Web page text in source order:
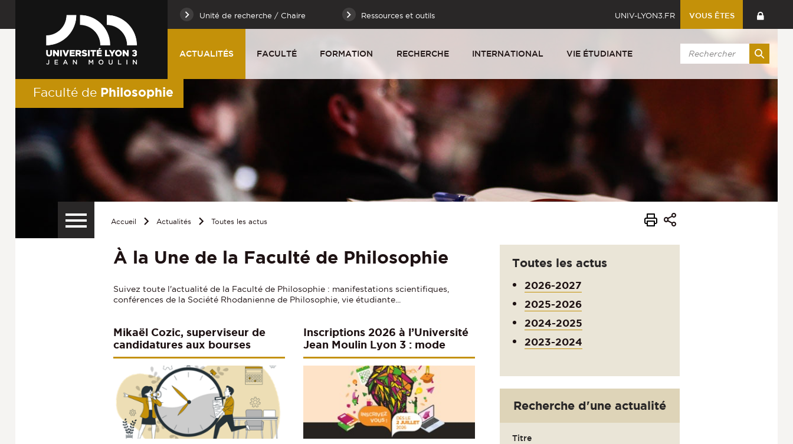
Unité de recherche / Chaire Ressources et outils UNIV-LYON3.FR VOUS ÊTES
ACTUALITÉS FACULTÉ FORMATION RECHERCHE INTERNATIONAL VIE ÉTUDIANTE
Faculté de Philosophie
Accueil Actualités Toutes les actus
À la Une de la Faculté de Philosophie
Suivez toute l'actualité de la Faculté de Philosophie : manifestations scientifiques,
conférences de la Société Rhodanienne de Philosophie, vie étudiante...
Mikaël Cozic, superviseur de
candidatures aux bourses
postdoctorales Marie
Sklodowska-Curie Actions
(MSCA-PF)
Inscriptions 2026 à l’Université
Jean Moulin Lyon 3 : mode
d’emploi
Toutes les actus
2026-2027
2025-2026
2024-2025
2023-2024
Recherche d'une actualité
Titre